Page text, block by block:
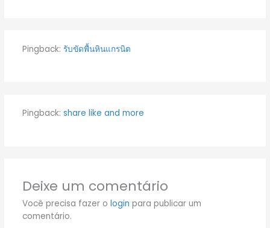
Pingback: รับขัดพื้นหินแกรนิต
Pingback: share like and more
Deixe um comentário
Você precisa fazer o login para publicar um
comentário.